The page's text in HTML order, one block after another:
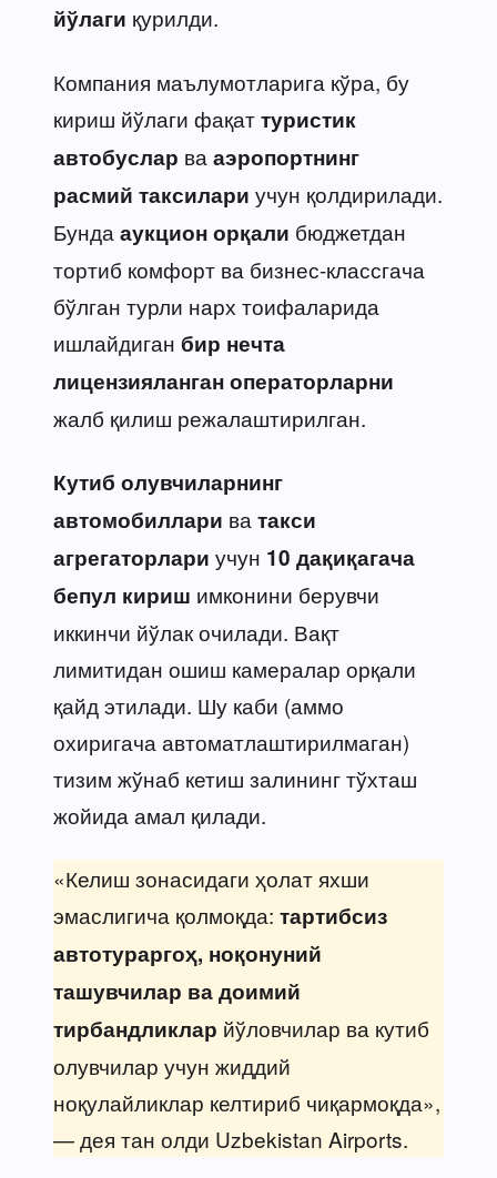
йўлаги қурилди.
Компания маълумотларига кўра, бу
кириш йўлаги фақаттуристик
автобуслар ва аэропортнинг
расмий таксилари учун қолдирилади.
Бунда аукцион орқали бюджетдан
тортиб комфорт ва бизнес-классгача
бўлган турли нарх тоифаларида
ишлайдиган бир нечта
лицензияланган операторларни
жалб қилиш режалаштирилган.
Кутиб олувчиларнинг
автомобиллари ва такси
агрегаторлари учун 10 дақиқагача
бепул кириш имконини берувчи
иккинчи йўлак очилади. Вақт
лимитидан ошиш камералар орқали
қайд этилади. Шу каби (аммо
охиригача автоматлаштирилмаган)
тизим жўнаб кетиш залининг тўхташ
жойида амал қилади.
«Келиш зонасидаги ҳолат яхши
эмаслигича қолмоқда: тартибсиз
автотураргоҳ, ноқонуний
ташувчилар ва доимий
тирбандликлар йўловчилар ва кутиб
олувчилар учун жиддий
ноқулайликлар келтириб чиқармоқда»,
— дея тан олди Uzbekistan Airports.